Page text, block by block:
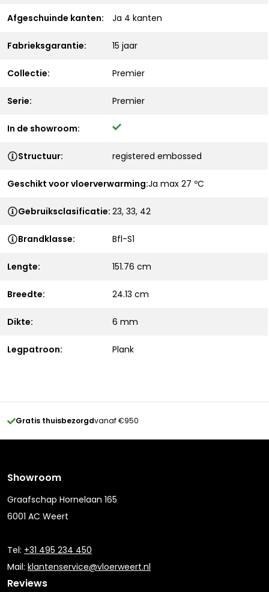
Afgeschuinde kanten: Ja 4 kanten
Fabrieksgarantie: 15 jaar
Collectie: Premier
Serie: Premier
In de showroom:
Structuur: registered embossed
Geschikt voor vloerverwarming:Ja max 27 ºC
Gebruiksclasificatie: 23, 33, 42
Brandklasse: Bfl-S1
Lengte: 151.76 cm
Breedte: 24.13 cm
Dikte: 6 mm
Legpatroon: Plank
Gratis thuisbezorgdvanaf €950
Showroom
Graafschap Hornelaan 165
6001 AC Weert
Tel: +31 495 234 450
Mail: klantenservice@vloerweert.nl
Reviews